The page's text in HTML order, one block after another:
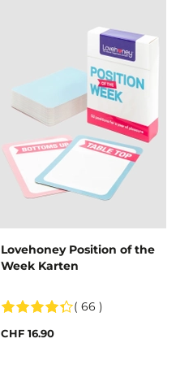
Lovehoney Position of the
Week Karten
( 66 )
CHF 16.90